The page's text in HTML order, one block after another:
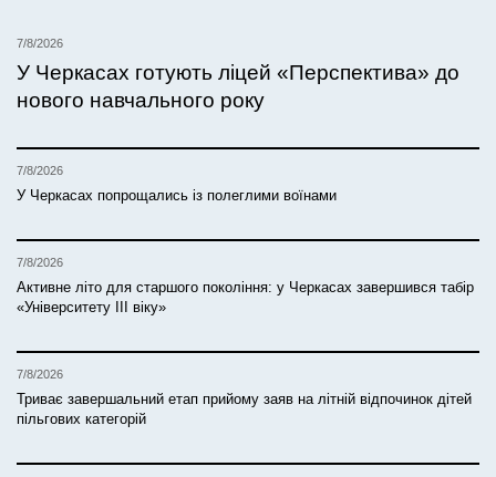
7/8/2026
У Черкасах готують ліцей «Перспектива» до
нового навчального року
7/8/2026
У Черкасах попрощались із полеглими воїнами
7/8/2026
Активне літо для старшого покоління: у Черкасах завершився табір
«Університету ІІІ віку»
7/8/2026
Триває завершальний етап прийому заяв на літній відпочинок дітей
пільгових категорій